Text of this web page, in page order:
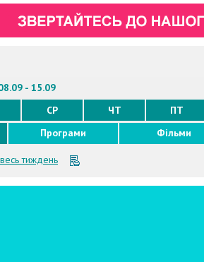
- 15.09
СР ЧТ
ПТ
Програми Фільми
тиждень